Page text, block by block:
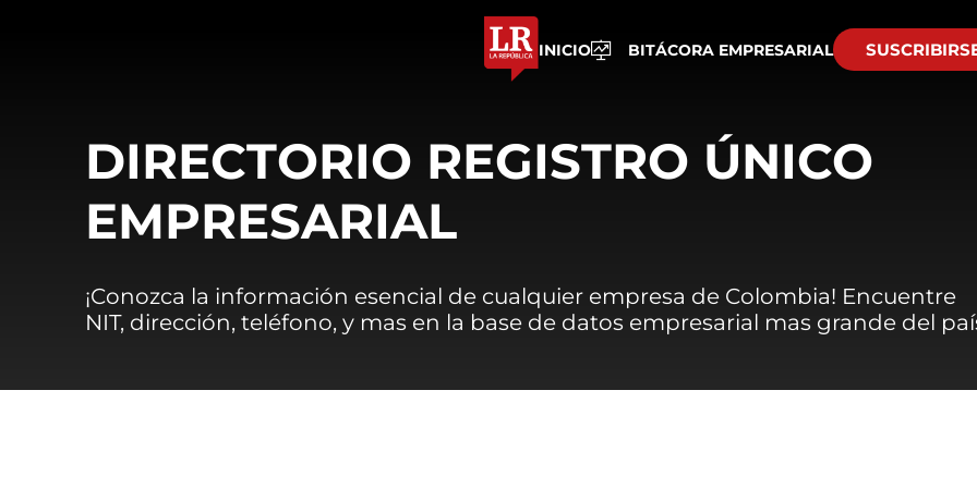
INICIO BITÁCORA EMPRESARIAL
DIRECTORIO REGISTRO ÚNICO
EMPRESARIAL
¡Conozca la información esencial de cualquier empresa de Colombia! Encuentre
NIT, dirección, teléfono, y mas en la base de datos empresarial mas grande del